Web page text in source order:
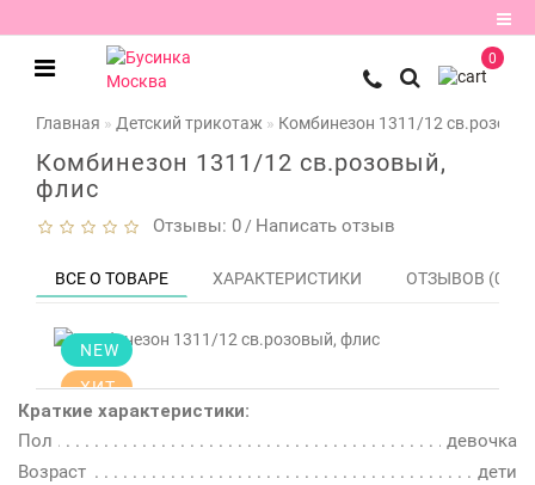
Регистрация
Авторизация
закладки
0
Главная Детский трикотаж Комбинезон 1311/12
Комбинезон 1311/12 св.розовый,
флис
Отзывы: 0 / Написать отзыв
ВСЕ О ТОВАРЕ ХАРАКТЕРИСТИКИ ОТЗЫВОВ (0)
NEW
ХИТ
Цена
снижена!
описание
Краткие характеристики:
Пол
девочка
Возраст
дети